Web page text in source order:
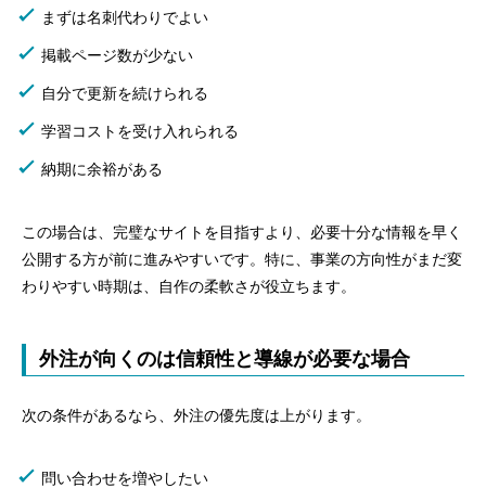
まずは名刺代わりでよい
掲載ページ数が少ない
自分で更新を続けられる
学習コストを受け入れられる
納期に余裕がある
この場合は、完璧なサイトを目指すより、必要十分な情報を早く
公開する方が前に進みやすいです。特に、事業の方向性がまだ変
わりやすい時期は、自作の柔軟さが役立ちます。
外注が向くのは信頼性と導線が必要な場合
次の条件があるなら、外注の優先度は上がります。
問い合わせを増やしたい